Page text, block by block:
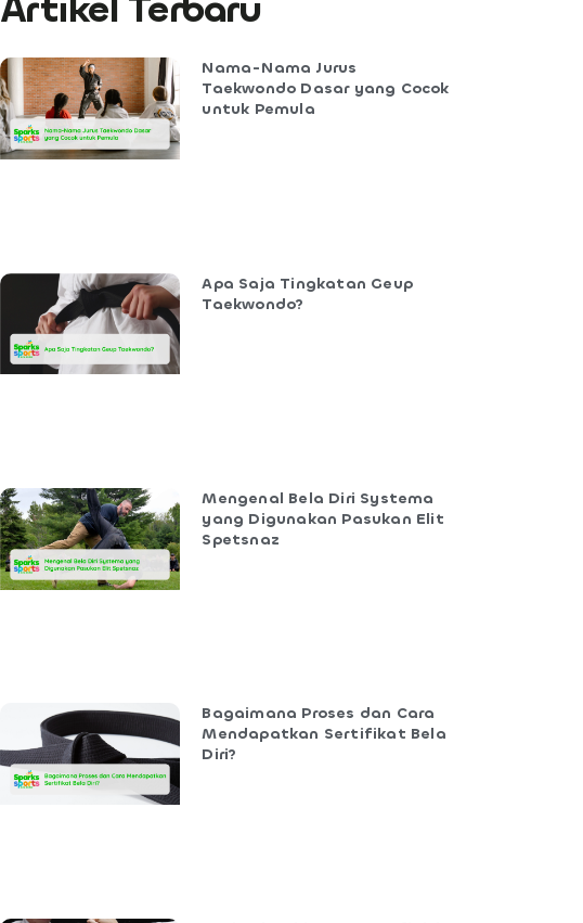
Nama-Nama Jurus
Taekwondo Dasar yang Cocok
untuk Pemula
Apa Saja Tingkatan Geup
Taekwondo?
Mengenal Bela Diri Systema
yang Digunakan Pasukan Elit
Spetsnaz
Bagaimana Proses dan Cara
Mendapatkan Sertifikat Bela
Diri?